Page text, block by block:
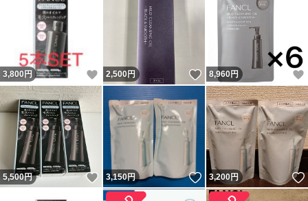
3,800 円 いいね！
2,500円 いいね！
8,960円
5,500円 いいね！
3,150円 いいね！
3,200円